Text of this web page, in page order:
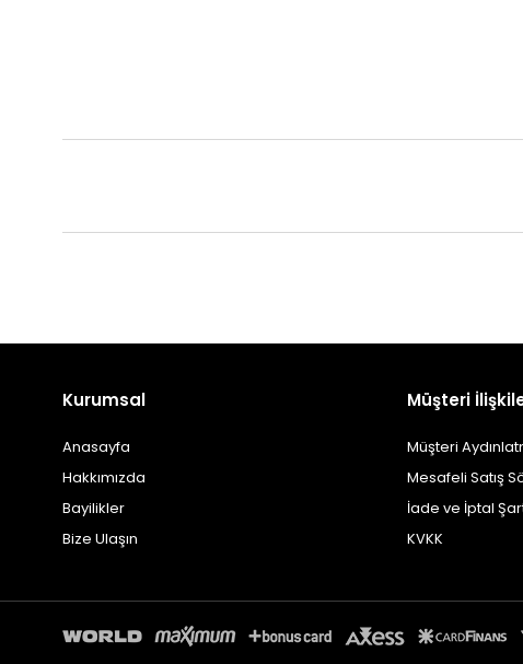
Kurumsal
Anasayfa
Hakkımızda
Bayilikler
Bize Ulaşın
Müşteri
Müşteri
Mesafeli Satış
İade ve İptal
KVKK